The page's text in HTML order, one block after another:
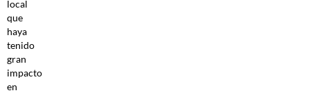
local
que
haya
tenido
gran
impacto
en